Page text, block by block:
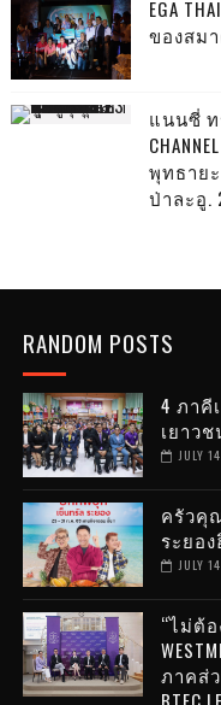
EGA
ของสม
แนนซี่ ท
พุทธาย
ป่าละอู.
RANDOM POSTS
4 ภาคี
เยาว
JULY
ครัวคุ
ระยอ
JULY
“ไม่ต้อ
ภาคส่